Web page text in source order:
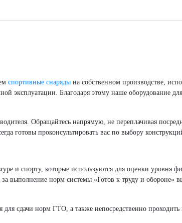
спортивные снаряды на собственном производстве,
эксплуатации. Благодаря этому наше оборудование
Обращайтесь напрямую, не переплачивая
готовы проконсультировать вас по выбору
и спорту, которые используются для оценки уровня
выполнение норм системы «Готов к труду и обороне»
для сдачи норм ГТО, а также непосредственно